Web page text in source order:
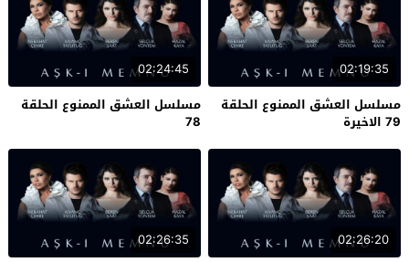
02:19:35
مسلسل العشق الممنوع الحلقة
79 الاخيرة
02:24:45
مسلسل العشق الممنوع الحلقة
78
02:26:20
02:26:35